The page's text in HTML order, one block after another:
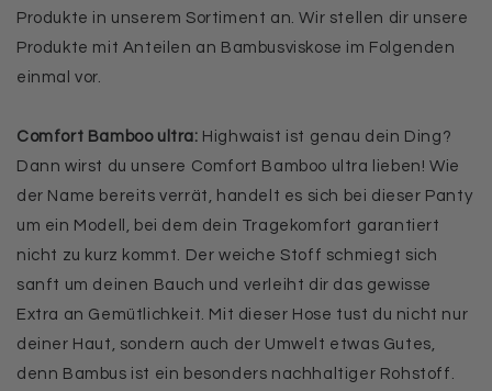
Produkte in unserem Sortiment an. Wir stellen dir unsere
Produkte mit Anteilen an Bambusviskose im Folgenden
einmal vor.
Comfort Bamboo ultra: Highwaist ist genau dein Ding?
Dann wirst du unsere Comfort Bamboo ultra lieben! Wie
der Name bereits verrät, handelt es sich bei dieser Panty
um ein Modell, bei dem dein Tragekomfort garantiert
nicht zu kurz kommt. Der weiche Stoff schmiegt sich
sanft um deinen Bauch und verleiht dir das gewisse
Extra an Gemütlichkeit. Mit dieser Hose tust du nicht nur
deiner Haut, sondern auch der Umwelt etwas Gutes,
denn Bambus ist ein besonders nachhaltiger Rohstoff.